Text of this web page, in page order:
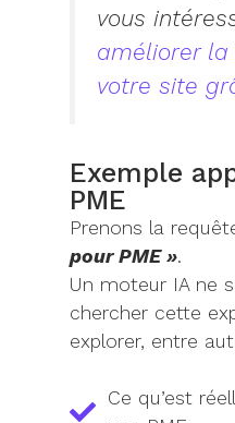
vous
améliorer
votre site
Exemple
PME
Prenons la
pour PME ».
Un moteur IA ne
chercher cette
explorer, entre
Ce qu’est